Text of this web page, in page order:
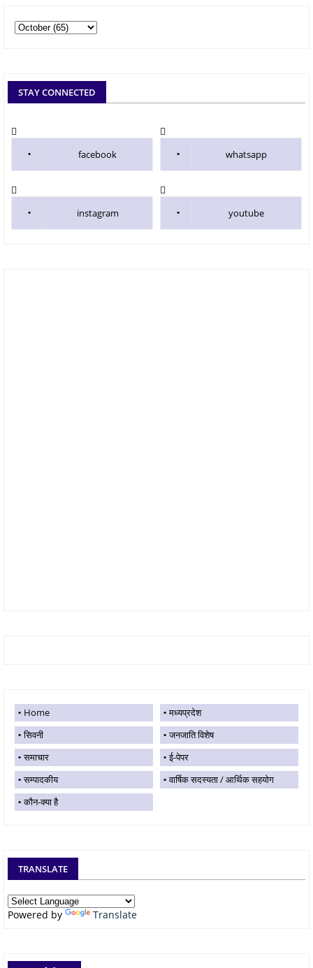
STAY CONNECTED
facebook whatsapp
instagram youtube
Home
मध्यप्रदेश
सिवनी
जनजाति विशेष
समाचार
ई-पेपर
सम्पादकीय
वार्षिक सदस्यता / आर्थिक सहयोग
कौन-क्या है
TRANSLATE
Powered by Translate